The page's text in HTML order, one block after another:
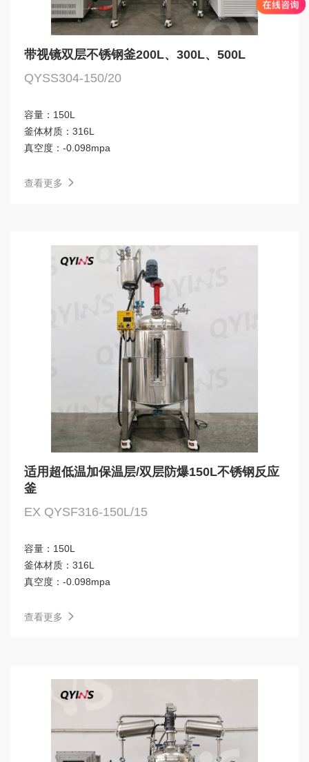
带视镜双层不锈钢釜200L、300L、500L
QYSS304-150/20
容量： 150L
釜体材质： 316L
真空度： -0.098mpa
查看更多
适用超低温加保温层/双层防爆150L不锈钢反应
釜
EX QYSF316-150L/15
容量： 150L
釜体材质： 316L
真空度： -0.098mpa
查看更多